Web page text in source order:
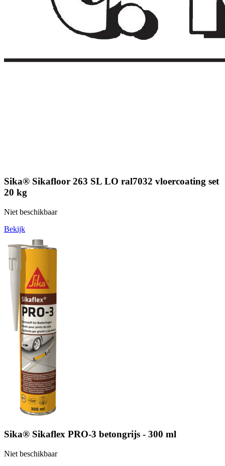
Sika® Sikafloor 263 SL LO ral7032 vloercoating set
20 kg
Niet beschikbaar
Bekijk
Sika® Sikaflex PRO-3 betongrijs - 300 ml
Niet beschikbaar